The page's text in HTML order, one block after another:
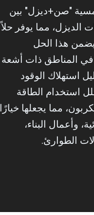
"صن+ديزل" بين
الديزل، مما يوفر حلاً
يضمن هذا الحل
في المناطق ذات أشعة
استهلاك الوقود
استخدام الطاقة
مما يجعلها خيارًا
وأعمال البناء،
الطوارئ.